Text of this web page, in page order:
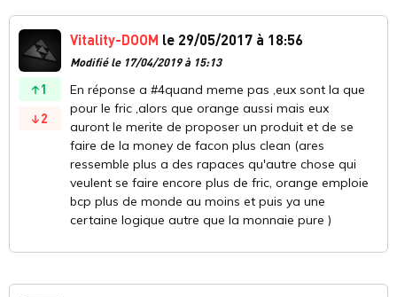
1
2
Vitality-DOOM le 29/05/2017 à 18:56
Modifié le 17/04/2019 à 15:13
En réponse a #4quand meme pas ,eux sont la que
pour le fric ,alors que orange aussi mais eux
auront le merite de proposer un produit et de se
faire de la money de facon plus clean (ares
ressemble plus a des rapaces qu'autre chose qui
veulent se faire encore plus de fric, orange emploie
bcp plus de monde au moins et puis ya une
certaine logique autre que la monnaie pure )